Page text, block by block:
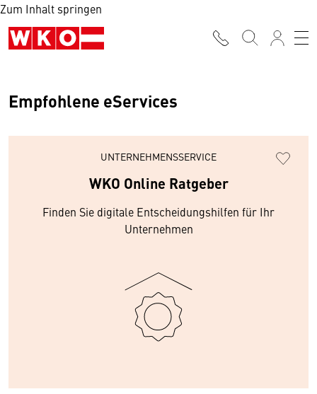
Zum Inhalt springen
Empfohlene eServices
UNTERNEHMENSSERVICE
WKO Online Ratgeber
Finden Sie digitale Entscheidungshilfen für Ihr
Unternehmen